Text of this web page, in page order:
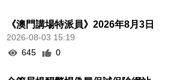
《澳門講場特派員》2026年8月3日
2026-08-03 15:19
645
0